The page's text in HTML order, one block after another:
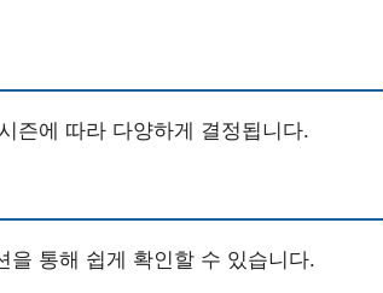
즌에 따라 다양하게 결정됩니다.
통해 쉽게 확인할 수 있습니다.